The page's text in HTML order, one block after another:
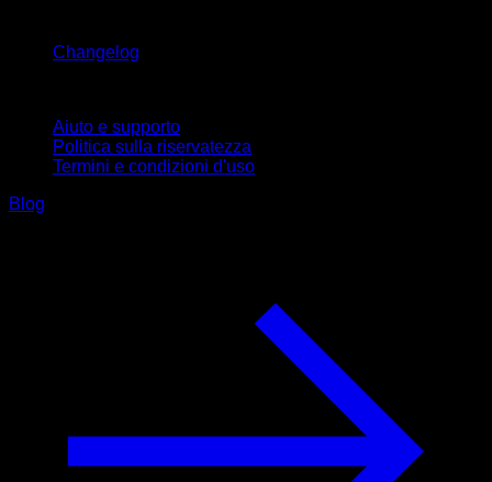
Changelog
Aiuto e supporto
Politica sulla riservatezza
Termini e condizioni d'uso
Blog